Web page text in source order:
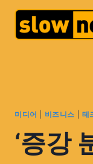
미디어 비즈니스 테
‘증강